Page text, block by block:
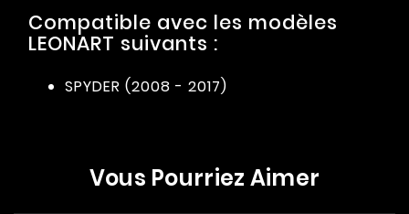
Compatible avec les modèles
LEONART suivants :
SPYDER (2008 - 2017)
Vous Pourriez Aimer